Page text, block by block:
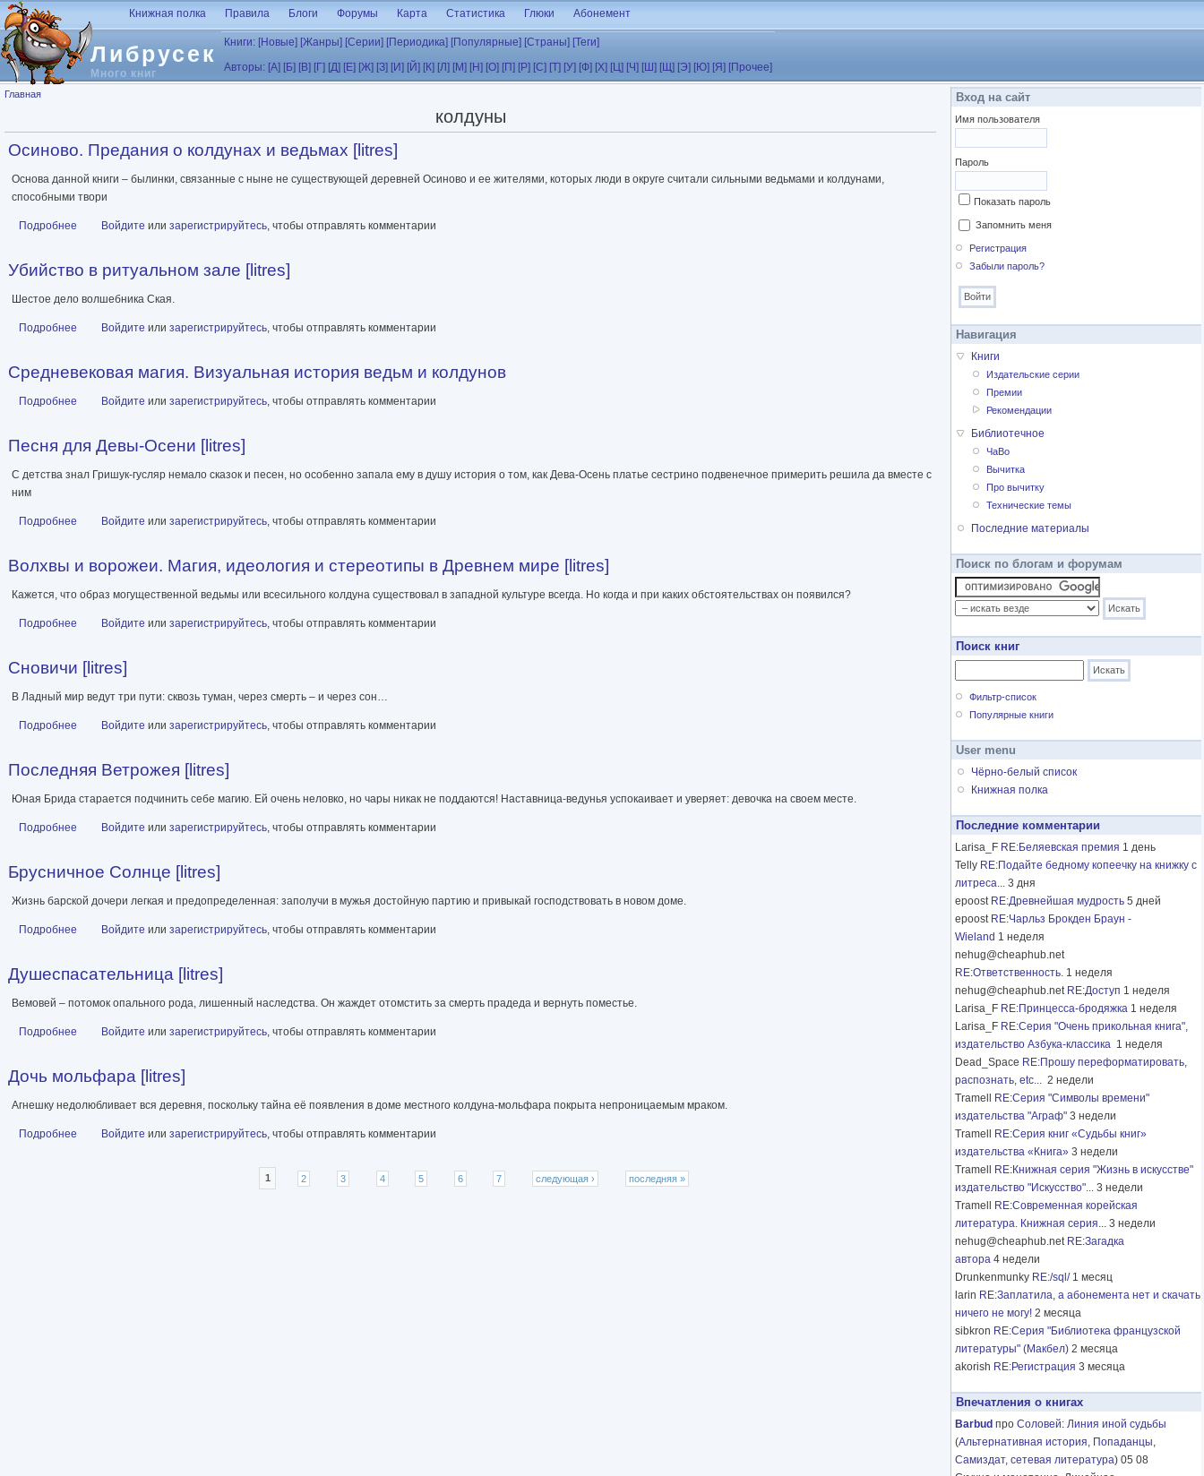
Перейти к основному содержанию
Либрусек
Много книг
Книжная полка Правила Блоги Форумы Карта Статистика Глюки Абонемент
Книги: [Новые] [Жанры] [Серии] [Периодика] [Популярные] [Страны] [Теги]
Авторы: [А] [Б] [В] [Г] [Д] [Е] [Ж] [З] [И] [Й] [К] [Л] [М] [Н] [О] [П] [Р] [С] [Т] [У] [Ф] [Х] [Ц] [Ч] [Ш] [Щ] [Э] [Ю] [Я] [Прочее]
Вы здесь
Главная
колдуны
Осиново. Предания о колдунах и ведьмах [litres]
Основа данной книги – былинки, связанные с ныне не существующей деревней Осиново и ее жителями, которых люди в округе считали сильными ведьмами и колдунами,
способными твори
Подробнее о Осиново. Предания о колдунах и ведьмах [litres]
Войдите или зарегистрируйтесь, чтобы отправлять комментарии
Убийство в ритуальном зале [litres]
Шестое дело волшебника Ская.
Подробнее о Убийство в ритуальном зале [litres]
Войдите или зарегистрируйтесь, чтобы отправлять комментарии
Средневековая магия. Визуальная история ведьм и колдунов
Подробнее о Средневековая магия. Визуальная история ведьм и колдунов
Войдите или зарегистрируйтесь, чтобы отправлять комментарии
Песня для Девы-Осени [litres]
С детства знал Гришук-гусляр немало сказок и песен, но особенно запала ему в душу история о том, как Дева-Осень платье сестрино подвенечное примерить решила да вместе с
ним
Подробнее о Песня для Девы-Осени [litres]
Войдите или зарегистрируйтесь, чтобы отправлять комментарии
Волхвы и ворожеи. Магия, идеология и стереотипы в Древнем мире [litres]
Кажется, что образ могущественной ведьмы или всесильного колдуна существовал в западной культуре всегда. Но когда и при каких обстоятельствах он появился?
Подробнее о Волхвы и ворожеи. Магия, идеология и стереотипы в Древнем мире [litres]
Войдите или зарегистрируйтесь, чтобы отправлять комментарии
Сновичи [litres]
В Ладный мир ведут три пути: сквозь туман, через смерть – и через сон…
Подробнее о Сновичи [litres]
Войдите или зарегистрируйтесь, чтобы отправлять комментарии
Последняя Ветрожея [litres]
Юная Брида старается подчинить себе магию. Ей очень неловко, но чары никак не поддаются! Наставница-ведунья успокаивает и уверяет: девочка на своем месте.
Подробнее о Последняя Ветрожея [litres]
Войдите или зарегистрируйтесь, чтобы отправлять комментарии
Брусничное Солнце [litres]
Жизнь барской дочери легкая и предопределенная: заполучи в мужья достойную партию и привыкай господствовать в новом доме.
Подробнее о Брусничное Солнце [litres]
Войдите или зарегистрируйтесь, чтобы отправлять комментарии
Душеспасательница [litres]
Вемовей – потомок опального рода, лишенный наследства. Он жаждет отомстить за смерть прадеда и вернуть поместье.
Подробнее о Душеспасательница [litres]
Войдите или зарегистрируйтесь, чтобы отправлять комментарии
Дочь мольфара [litres]
Агнешку недолюбливает вся деревня, поскольку тайна её появления в доме местного колдуна-мольфара покрыта непроницаемым мраком.
Подробнее о Дочь мольфара [litres]
Войдите или зарегистрируйтесь, чтобы отправлять комментарии
1 2 3 4 5 6 7 следующая › последняя »
Вход на сайт
Имя пользователя
Пароль
Показать пароль
Запомнить меня
Регистрация
Забыли пароль?
Навигация
Книги
Издательские серии
Премии
Рекомендации
Библиотечное
ЧаВо
Вычитка
Про вычитку
Технические темы
Последние материалы
Поиск по блогам и форумам
Поиск книг
Фильтр-список
Популярные книги
User menu
Чёрно-белый список
Книжная полка
Последние комментарии
Larisa_F RE:Беляевская премия 1 день
Telly RE:Подайте бедному копеечку на книжку с
литреса... 3 дня
epoost RE:Древнейшая мудрость 5 дней
epoost RE:Чарльз Брокден Браун -
Wieland 1 неделя
nehug@cheaphub.net
RE:Ответственность. 1 неделя
nehug@cheaphub.net RE:Доступ 1 неделя
Larisa_F RE:Принцесса-бродяжка 1 неделя
Larisa_F RE:Серия "Очень прикольная книга",
издательство Азбука-классика 1 неделя
Dead_Space RE:Прошу переформатировать,
распознать, etc... 2 недели
Tramell
RE:Серия "Символы времени"
издательства "Аграф" 3 недели
Tramell
RE:Серия книг «Судьбы книг»
издательства «Книга» 3 недели
Tramell
RE:Книжная серия "Жизнь в искусстве"
издательство "Искусство"... 3 недели
Tramell
RE:Современная корейская
литература. Книжная серия... 3 недели
nehug@cheaphub.net RE:Загадка
автора 4 недели
Drunkenmunky RE:/sql/ 1 месяц
larin RE:Заплатила, а абонемента нет и скачать
ничего не могу! 2 месяца
sibkron RE:Серия "Библиотека французской
литературы" (Макбел) 2 месяца
akorish RE:Регистрация 3 месяца
Впечатления о книгах
Barbud про Соловей: Линия иной судьбы
(Альтернативная история, Попаданцы,
Самиздат, сетевая литература) 05 08